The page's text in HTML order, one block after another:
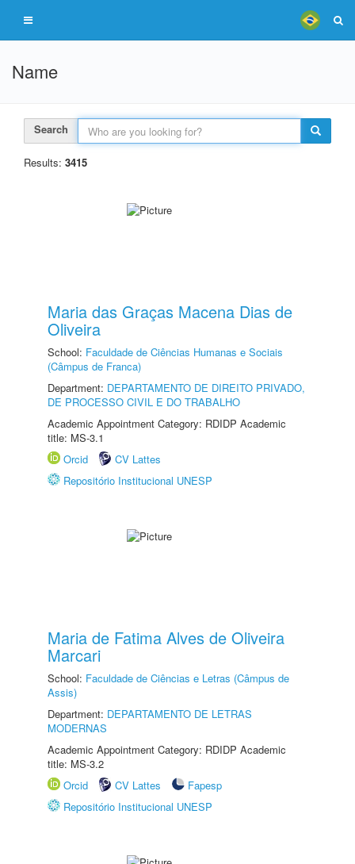
Name
Search
Results: 3415
Maria das Graças Macena Dias de
Oliveira
School: Faculdade de Ciências Humanas e Sociais
(Câmpus de Franca)
Department: DEPARTAMENTO DE DIREITO PRIVADO,
DE PROCESSO CIVIL E DO TRABALHO
Academic Appointment Category: RDIDP Academic
title: MS-3.1
Orcid
CV Lattes
Repositório Institucional UNESP
Maria de Fatima Alves de Oliveira
Marcari
School: Faculdade de Ciências e Letras (Câmpus de
Assis)
Department: DEPARTAMENTO DE LETRAS
MODERNAS
Academic Appointment Category: RDIDP Academic
title: MS-3.2
Orcid
CV Lattes
Fapesp
Repositório Institucional UNESP